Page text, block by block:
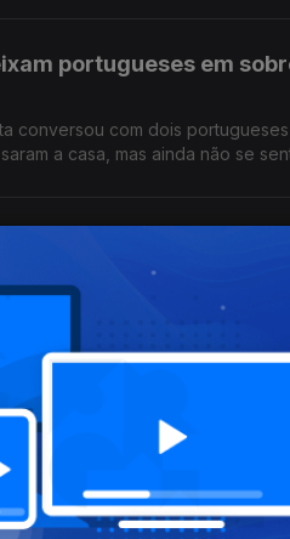
portugueses em
conversou com dois
Já regressaram a casa, mas ainda
deixa marcas na
em Vermoil, no concelho de
ainda há muito trabalho a
para ver com
o traje histórico, através do
Reportagem de Arlinda